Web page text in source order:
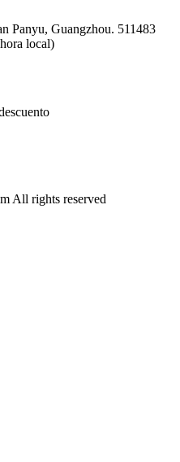
Panyu, Guangzhou. 511483
local)
All rights reserved